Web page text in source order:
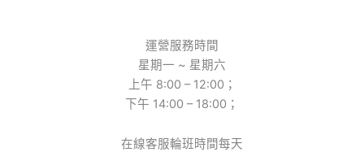
運營服務時間
星期一 ~ 星期六
上午 8:00 – 12:00；
下午 14:00 – 18:00；
在線客服輪班時間每天